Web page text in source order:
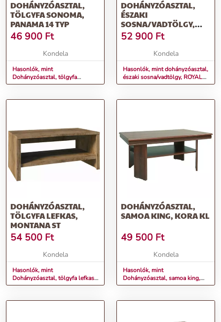
DOHÁNYZÓASZTAL,
TÖLGYFA SONOMA,
PANAMA 14 TYP
46 900 Ft
Kondela
Hasonlók, mint
Dohányzóasztal, tölgyfa
sonoma, PANAMA 14 TYP
DOHÁNYZÓASZTAL,
ÉSZAKI
SOSNA/VADTÖLGY,
ROYAL LN
52 900 Ft
Kondela
Hasonlók, mint dohányzóasztal,
északi sosna/vadtölgy, ROYAL
LN
DOHÁNYZÓASZTAL,
TÖLGYFA LEFKAS,
MONTANA ST
54 500 Ft
Kondela
Hasonlók, mint
Dohányzóasztal, tölgyfa lefkas,
MONTANA ST
DOHÁNYZÓASZTAL,
SAMOA KING, KORA KL
49 500 Ft
Kondela
Hasonlók, mint
Dohányzóasztal, samoa king,
KORA KL